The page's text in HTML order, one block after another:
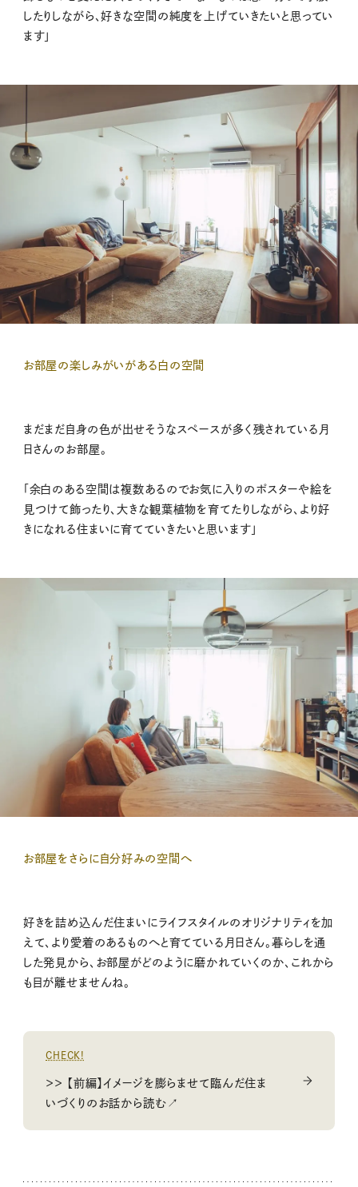
したりしながら、好きな空間の純度を上げていきたいと思ってい
ます」
お部屋の楽しみがいがある白の空間
まだまだ自身の色が出せそうなスペースが多く残されている月
日さんのお部屋。
「余白のある空間は複数あるのでお気に入りのポスターや絵を
見つけて飾ったり、大きな観葉植物を育てたりしながら、より好
きになれる住まいに育てていきたいと思います」
お部屋をさらに自分好みの空間へ
好きを詰め込んだ住まいにライフスタイルのオリジナリティを加
えて、より愛着のあるものへと育てている月日さん。暮らしを通
した発見から、お部屋がどのように磨かれていくのか、これから
も目が離せませんね。
CHECK!
＞＞ 【前編】イメージを膨らませて臨んだ住ま
いづくりのお話から読む↗